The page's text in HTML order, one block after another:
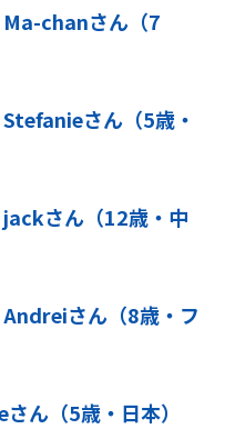
chanさん（7
さん（5歳・
さん（12歳・中
さん（8歳・フ
ん（5歳・日本）